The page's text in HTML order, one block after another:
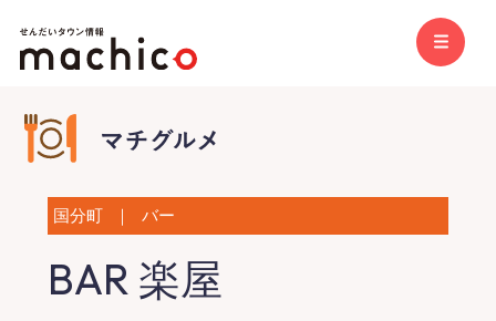
国分町 ｜ バー
BAR 楽屋